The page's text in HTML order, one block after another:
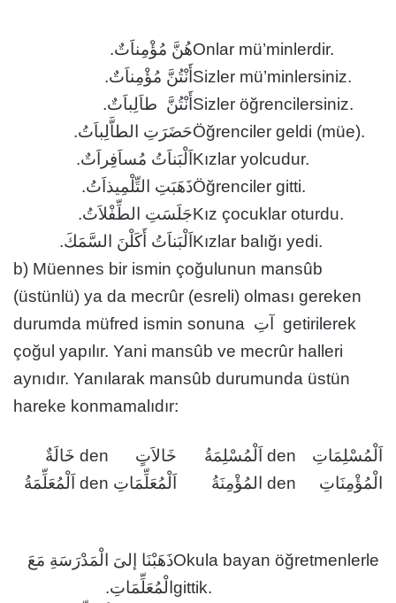
هُنَّ مُؤْمِناَتٌ.Onlar mü’minlerdir.
أَنْتُنَّ مُؤْمِناَتٌ. Sizler mü’minlersiniz.
أَنْتُنَّ طاَلِباَتٌ. Sizler öğrencilersiniz.
حَضَرَتِ الطاَّلِباَتُ.Öğrenciler geldi (müe).
اَلْبَناَتُ مُساَفِراَتٌ. Kızlar yolcudur.
ذَهَبَتِ التِّلْمِيذاَتُ.Öğrenciler gitti.
جَلَسَتِ الطِّفْلاَتُ.Kız çocuklar oturdu.
اَلْبَناَتُ أَكَلْنَ السَّمَكَ. Kızlar balığı yedi.
b) Müennes bir ismin çoğulunun mansûb
(üstünlü) ya da mecrûr (esreli) olması gereken
durumda müfred ismin sonuna آتِ getirilerek
çoğul yapılır. Yani mansûb ve mecrûr halleri
aynıdır. Yanılarak mansûb durumunda üstün
hareke konmamalıdır:
خَالَةٌ den خَالاَتٍ اَلْمُسْلِمَةُ den
اَلْمُسْلِمَاتِ
اَلْمُعَلِّمَةُ den اَلْمُعَلِّمَاتِ المُؤْمِنَةُ den الْمُؤْمِنَاتِ
ذَهَبْنَا إلىَ الْمَدْرَسَةِ مَعَ
الْمُعَلِّمَاتِ.
Okula bayan öğretmenlerle
gittik.